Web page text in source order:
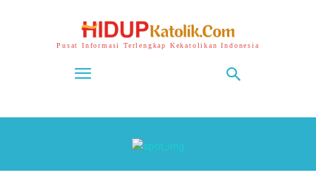
Pusat Informasi Terlengkap Kekatolikan Indonesia